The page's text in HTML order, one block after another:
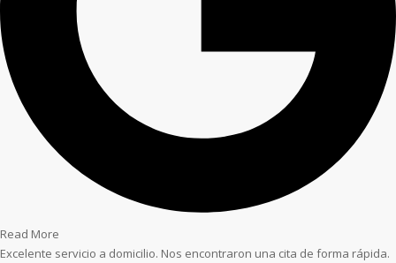
Read More
Excelente servicio a domicilio. Nos encontraron una cita de forma rápida.